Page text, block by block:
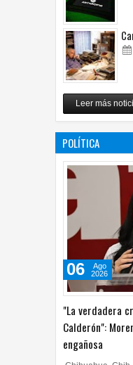
Leer más
POLÍTICA
"La verdadera
Calderón":
engañosa
06
Ago
2026